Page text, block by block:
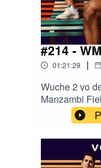
wie immer,
#214 -
01:21:29 |
Wuche 2 vo
Manzambi
de Rest vo
oder Pferd
Spotlight.
Ruedere und
immer, VOLL